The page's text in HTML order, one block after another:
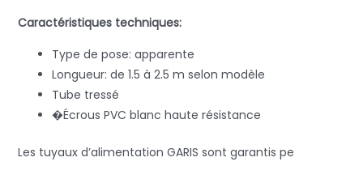
Caractéristiques techniques:
Type de pose: apparente
Longueur: de 1.5 à 2.5 m selon modèle
Tube tressé
�Écrous PVC blanc haute résistance
Les tuyaux d’alimentation GARIS sont garantis pe